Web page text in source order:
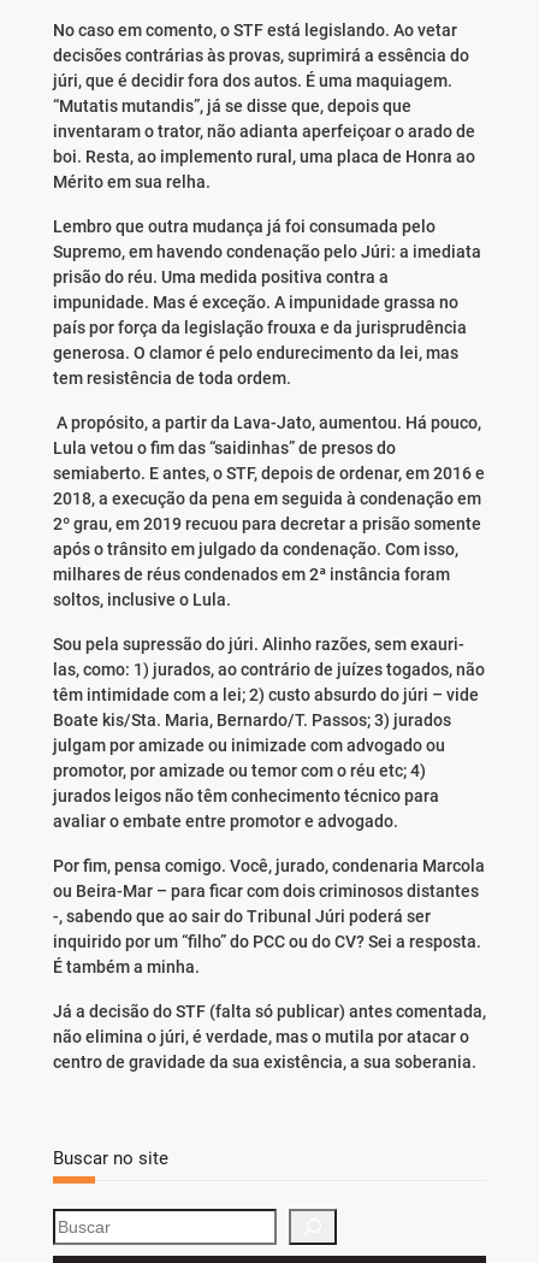
No caso em comento, o STF está legislando. Ao vetar
decisões contrárias às provas, suprimirá a essência do
júri, que é decidir fora dos autos. É uma maquiagem.
“Mutatis mutandis”, já se disse que, depois que
inventaram o trator, não adianta aperfeiçoar o arado de
boi. Resta, ao implemento rural, uma placa de Honra ao
Mérito em sua relha.
Lembro que outra mudança já foi consumada pelo
Supremo, em havendo condenação pelo Júri: a imediata
prisão do réu. Uma medida positiva contra a
impunidade. Mas é exceção. A impunidade grassa no
país por força da legislação frouxa e da jurisprudência
generosa. O clamor é pelo endurecimento da lei, mas
tem resistência de toda ordem.
A propósito, a partir da Lava-Jato, aumentou. Há pouco,
Lula vetou o fim das “saidinhas” de presos do
semiaberto. E antes, o STF, depois de ordenar, em 2016 e
2018, a execução da pena em seguida à condenação em
2º grau, em 2019 recuou para decretar a prisão somente
após o trânsito em julgado da condenação. Com isso,
milhares de réus condenados em 2ª instância foram
soltos, inclusive o Lula.
Sou pela supressão do júri. Alinho razões, sem exauri-
las, como: 1) jurados, ao contrário de juízes togados, não
têm intimidade com a lei; 2) custo absurdo do júri – vide
Boate kis/Sta. Maria, Bernardo/T. Passos; 3) jurados
julgam por amizade ou inimizade com advogado ou
promotor, por amizade ou temor com o réu etc; 4)
jurados leigos não têm conhecimento técnico para
avaliar o embate entre promotor e advogado.
Por fim, pensa comigo. Você, jurado, condenaria Marcola
ou Beira-Mar – para ficar com dois criminosos distantes
-, sabendo que ao sair do Tribunal Júri poderá ser
inquirido por um “filho” do PCC ou do CV? Sei a resposta.
É também a minha.
Já a decisão do STF (falta só publicar) antes comentada,
não elimina o júri, é verdade, mas o mutila por atacar o
centro de gravidade da sua existência, a sua soberania.
Buscar no site
S
e